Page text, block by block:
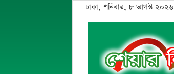
ঢাকা, শনিবার, ৮ আগস্ট ২০২৬